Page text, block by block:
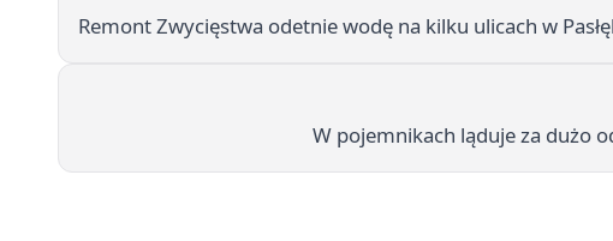
Remont Zwycięstwa odetnie wodę na kilku ulicach w
W pojemnikach ląduje za dużo